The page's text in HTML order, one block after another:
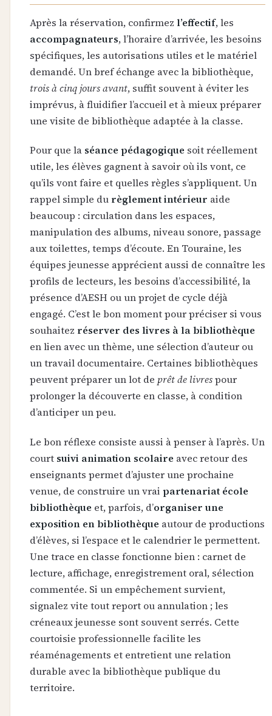
Après la réservation, confirmez l’effectif, les
accompagnateurs, l’horaire d’arrivée, les besoins
spécifiques, les autorisations utiles et le matériel
demandé. Un bref échange avec la bibliothèque,
trois à cinq jours avant, suffit souvent à éviter les
imprévus, à fluidifier l’accueil et à mieux préparer
une visite de bibliothèque adaptée à la classe.
Pour que la séance pédagogique soit réellement
utile, les élèves gagnent à savoir où ils vont, ce
qu’ils vont faire et quelles règles s’appliquent. Un
rappel simple du règlement intérieur aide
beaucoup : circulation dans les espaces,
manipulation des albums, niveau sonore, passage
aux toilettes, temps d’écoute. En Touraine, les
équipes jeunesse apprécient aussi de connaître les
profils de lecteurs, les besoins d’accessibilité, la
présence d’AESH ou un projet de cycle déjà
engagé. C’est le bon moment pour préciser si vous
souhaitez réserver des livres à la bibliothèque
en lien avec un thème, une sélection d’auteur ou
un travail documentaire. Certaines bibliothèques
peuvent préparer un lot de prêt de livrespour
prolonger la découverte en classe, à condition
d’anticiper un peu.
Le bon réflexe consiste aussi à penser à l’après. Un
court suivi animation scolaire avec retour des
enseignants permet d’ajuster une prochaine
venue, de construire un vrai partenariat école
bibliothèque et, parfois, d’organiser une
exposition en bibliothèque autour de productions
d’élèves, si l’espace et le calendrier le permettent.
Une trace en classe fonctionne bien : carnet de
lecture, affichage, enregistrement oral, sélection
commentée. Si un empêchement survient,
signalez vite tout report ou annulation ; les
créneaux jeunesse sont souvent serrés. Cette
courtoisie professionnelle facilite les
réaménagements et entretient une relation
durable avec la bibliothèque publique du
territoire.